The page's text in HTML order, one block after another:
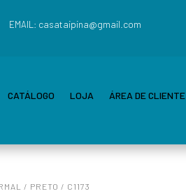
EMAIL: casataipina@gmail.com
CATÁLOGO LOJA ÁREA DE CLIENTE
/ PRETO / C1173